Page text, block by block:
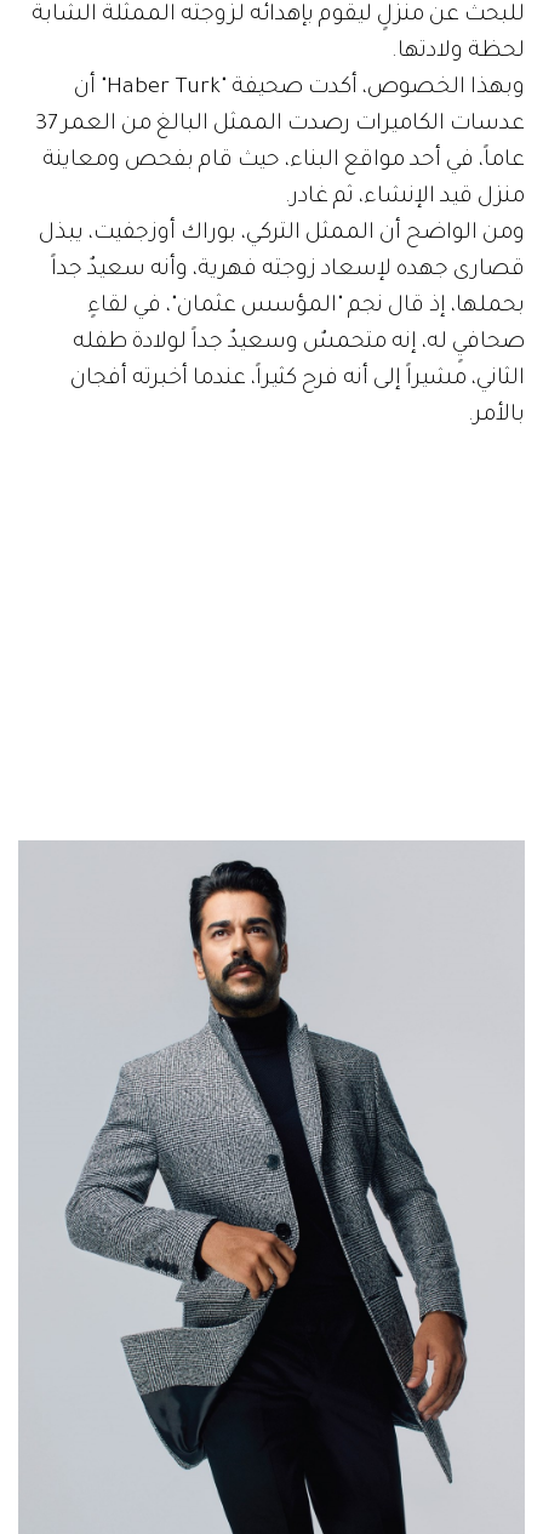
للبحث عن منزلٍ ليقوم بإهدائه لزوجته الممثلة الشابة
لحظة ولادتها.
وبهذا الخصوص، أكدت صحيفة "Haber Turk" أن
عدسات الكاميرات رصدت الممثل البالغ من العمر 37
عاماً، في أحد مواقع البناء، حيث قام بفحص ومعاينة
منزل قيد الإنشاء، ثم غادر.
ومن الواضح أن الممثل التركي، بوراك أوزجفيت، يبذل
قصارى جهده لإسعاد زوجته فهرية، وأنه سعيدٌ جداً
بحملها، إذ قال نجم "المؤسس عثمان"، في لقاءٍ
صحافيٍ له، إنه متحمسٌ وسعيدٌ جداً لولادة طفله
الثاني، مشيراً إلى أنه فرح كثيراً، عندما أخبرته أفجان
بالأمر.